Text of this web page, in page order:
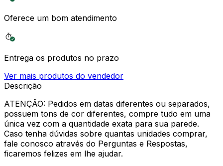
Oferece um bom atendimento
Entrega os produtos no prazo
Ver mais produtos do vendedor
Descrição
ATENÇÃO: Pedidos em datas diferentes ou separados,
possuem tons de cor diferentes, compre tudo em uma
única vez com a quantidade exata para sua parede.
Caso tenha dúvidas sobre quantas unidades comprar,
fale conosco através do Perguntas e Respostas,
ficaremos felizes em lhe ajudar.